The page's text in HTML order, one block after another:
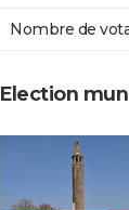
Nombre de
Election